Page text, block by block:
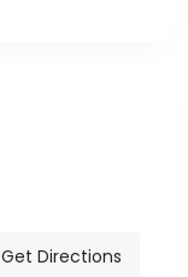
Get Directions